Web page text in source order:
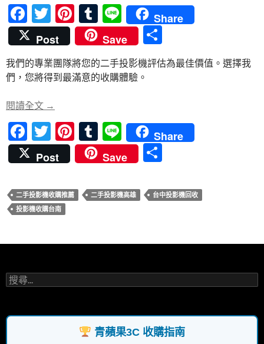
F
ac
e
b
o
o
k
T
w
itt
er
Pi
nt
er
es
t
T
u
m
bl
r
Li
n
e
Share
Post
Save
享
我們的專業團隊將您的二手投影機評估為最佳價值。選擇我
們，您將得到最滿意的收購體驗。
閱讀全文 青蘋果3C – 台中、台南、高雄二手投影機收購首選
→
F
ac
e
b
o
k
T
w
itt
er
Pi
nt
er
es
t
T
u
m
bl
r
Li
n
e
Share
Post
Save
二手投影機收購推薦 二手投影機高雄
台中投影機回收
投影機收購台南
搜
尋
字:
青蘋果3C 收購指南